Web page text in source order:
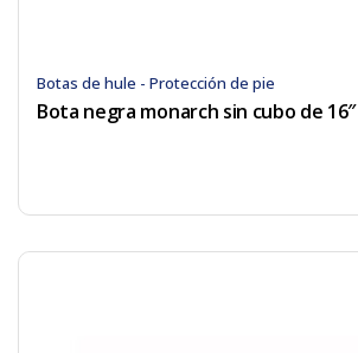
Botas de hule - Protección de pie
Bota negra monarch sin cubo de 16″